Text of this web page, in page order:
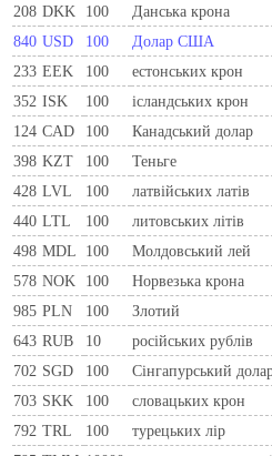
208 DKK 100 Данська крона
840 USD 100 Долар США
233 EEK 100 естонських крон
352 ISK 100 ісландських крон
124 CAD 100 Канадський долар
398 KZT 100 Теньге
428 LVL 100 латвійських латів
440 LTL 100 литовських літів
498 MDL 100 Молдовський лей
578 NOK 100 Норвезька крона
985 PLN 100 Злотий
643 RUB 10 російських рублів
702 SGD 100 Сінгапурський
703 SKK 100 словацьких крон
792 TRL 100 турецьких лір